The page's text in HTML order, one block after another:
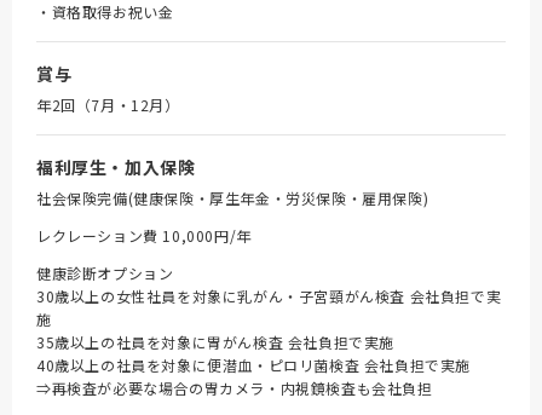
・資格取得お祝い金
賞与
年2回（7月・12月）
福利厚生・加入保険
社会保険完備(健康保険・厚生年金・労災保険・雇用保険)
レクレーション費 10,000円/年
健康診断オプション
30歳以上の女性社員を対象に乳がん・子宮頸がん検査 会社負担で実
施
35歳以上の社員を対象に胃がん検査 会社負担で実施
40歳以上の社員を対象に便潜血・ピロリ菌検査 会社負担で実施
⇒再検査が必要な場合の胃カメラ・内視鏡検査も会社負担